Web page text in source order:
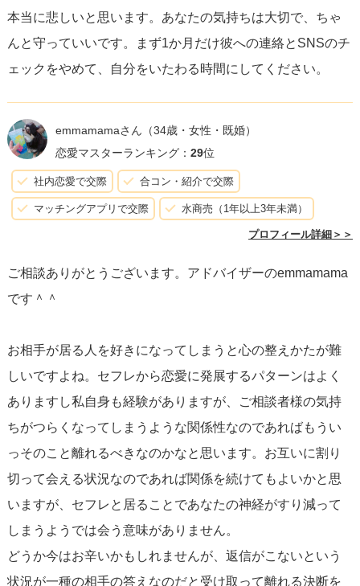
本当に悲しいと思います。あなたの気持ちは大切で、ちゃ
んと守っていいです。まず1か月だけ彼への連絡とSNSのチ
ェックをやめて、自分をいたわる時間にしてください。
emmamamaさん （34歳・女性・既婚）
恋愛マスターランキング： 29位
社内恋愛で交際 合コン・紹介で交際
マッチングアプリで交際 水商売（1年以上3年未満）
プロフィール詳細＞＞
ご相談ありがとうございます。アドバイザーのemmamama
です＾＾
お相手が居る人を好きになってしまうと心の整えかたが難
しいですよね。セフレから恋愛に発展するパターンはよく
ありますし私自身も経験がありますが、ご相談者様の気持
ちがつらくなってしまうような関係性なのであればもうい
っそのこと離れるべきなのかなと思います。お互いに割り
切って会える状況なのであれば関係を続けてもよいかと思
いますが、セフレと居ることであなたの神経がすり減って
しまうようでは会う意味がありません。
どうか今はお辛いかもしれませんが、返信がこないという
状況が一種の相手の答えなのだと受け取って離れる決断を